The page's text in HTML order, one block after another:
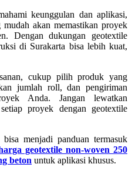
keunggulan dan aplikasi,
mudah akan memastikan proyek
Dengan dukungan geotextile
di Surakarta bisa lebih kuat,
cukup pilih produk yang
jumlah roll, dan pengiriman
Anda. Jangan lewatkan
proyek dengan geotextile
menjadi panduan termasuk
geotextile non-woven 250
beton untuk aplikasi khusus.